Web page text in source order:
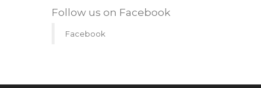
Follow us on Facebook
Facebook